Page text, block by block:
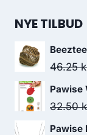
pris
NYE TILBUD
46.25
Pawise
32.50
Pawise